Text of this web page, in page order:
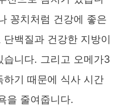
e
o
꽁치처럼 건강에 좋은
백질과 건강한 지방이
습니다. 그리고 오메가3
하기 때문에 식사 시간
을 줄여줍니다.